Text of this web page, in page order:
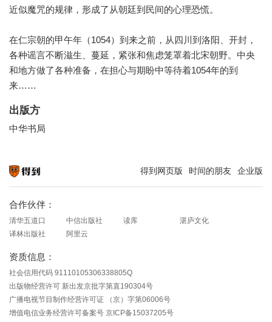
近似魔咒的规律，形成了从朝廷到民间的心理恐慌。
在仁宗朝的甲午年（1054）到来之前，从四川到洛阳、开封，
各种谣言不断滋生、蔓延，紧张和焦虑笼罩着北宋朝野。中央
和地方做了各种准备，在担心与期盼中等待着1054年的到
来……
出版方
中华书局
得到网页版 时间的朋友 企业版
合作伙伴：
清华五道口 中信出版社 读库
湛庐文化
译林出版社
阿里云
资质信息：
社会信用代码 91110105306338805Q
出版物经营许可 新出发京批字第直190304号
广播电视节目制作经营许可证 （京）字第06006号
增值电信业务经营许可备案号 京ICP备15037205号